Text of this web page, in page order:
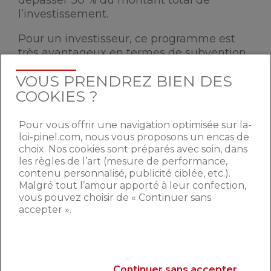
l’investissement.
Pour un investisseur, ce programme est
très avantageux en termes de subvention
et d’accès à un emprunt. Action Cœur de
Ville permet de se créer un patrimoine au
sein de villes à fort potentiel et promises à
prochaines années. Les personnes prenant
part à ce programme peuvent, si elles le
désirent, être accompagnées pas à pas
dans leur projet.Un maître d’œuvre peut
leur être proposé afin de les conseiller
sur de nombreux points de financement,
de rénovation et de suivi des travaux.
EFFECTUER POUR PRENDRE
VOUS PRENDREZ BIEN DES
COOKIES ?
Pour vous offrir une navigation optimisée sur la-
loi-pinel.com, nous vous proposons un encas de
choix. Nos cookies sont préparés avec soin, dans
les règles de l’art (mesure de performance,
contenu personnalisé, publicité ciblée, etc.).
Malgré tout l’amour apporté à leur confection,
vous pouvez choisir de « Continuer sans
accepter ».